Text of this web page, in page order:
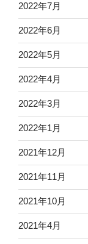
2022年7月
2022年6月
2022年5月
2022年4月
2022年3月
2022年1月
2021年12月
2021年11月
2021年10月
2021年4月